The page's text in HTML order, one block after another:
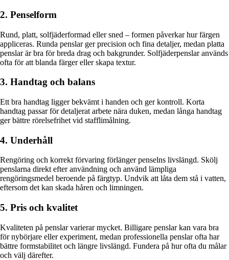
2. Penselform
Rund, platt, solfjäderformad eller sned – formen påverkar hur färgen
appliceras. Runda penslar ger precision och fina detaljer, medan platta
penslar är bra för breda drag och bakgrunder. Solfjäderpenslar används
ofta för att blanda färger eller skapa textur.
3. Handtag och balans
Ett bra handtag ligger bekvämt i handen och ger kontroll. Korta
handtag passar för detaljerat arbete nära duken, medan långa handtag
ger bättre rörelsefrihet vid stafflimålning.
4. Underhåll
Rengöring och korrekt förvaring förlänger penselns livslängd. Skölj
penslarna direkt efter användning och använd lämpliga
rengöringsmedel beroende på färgtyp. Undvik att låta dem stå i vatten,
eftersom det kan skada håren och limningen.
5. Pris och kvalitet
Kvaliteten på penslar varierar mycket. Billigare penslar kan vara bra
för nybörjare eller experiment, medan professionella penslar ofta har
bättre formstabilitet och längre livslängd. Fundera på hur ofta du målar
och välj därefter.